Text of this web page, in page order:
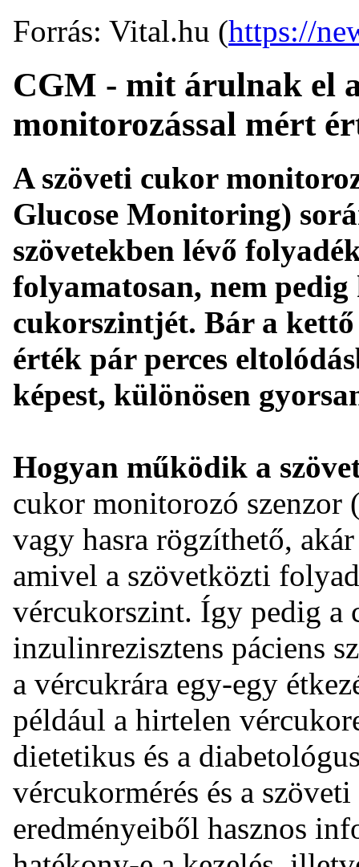
Forrás: Vital.hu (https://
CGM - mit árulnak el
monitorozással mért
A szöveti cukor
Glucose Monitoring)
szövetekben lévő
folyamatosan, nem
cukorszintjét. Bár a kettő
érték pár perces
képest, különösen
Hogyan működik a
cukor monitorozó szenzor
vagy hasra rögzíthető,
amivel a szövetközti
vércukorszint. Így pedig a
inzulinrezisztens páciens
a vércukrára egy-egy
például a hirtelen
dietetikus és a
vércukormérés és a
eredményeiből hasznos